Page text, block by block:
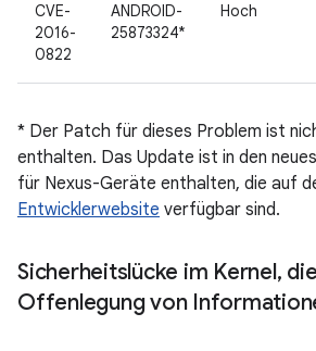
CVE-
2016-
0822
ANDROID-
25873324*
Hoch
* Der Patch für dieses Problem ist
enthalten. Das Update ist in den
für Nexus-Geräte enthalten, die auf
Entwicklerwebsite verfügbar sind.
Sicherheitslücke im Kernel,
Offenlegung von